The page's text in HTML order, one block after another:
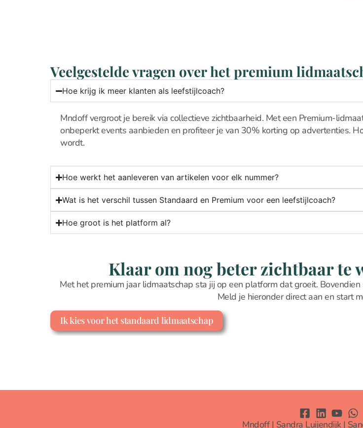
Veelgestelde vragen over het premium
Hoe krijg ik meer klanten als leefstijlcoach?
Mndoff vergroot je bereik via collectieve zichtbaarheid. Met een Premium-
onbeperkt events aanbieden en profiteer je van 30% korting op advertenties.
wordt.
Hoe werkt het aanleveren van artikelen voor elk nummer?
Wat is het verschil tussen Standaard en Premium voor een leefstijlcoach?
Hoe groot is het platform al?
Klaar om nog beter zichtbaar te
Met het premium jaar lidmaatschap sta jij op een platform dat groeit.
Meld je hieronder direct aan en start
Ik kies voor het standaard lidmaatschap
Mndoff | Sandra Luijendijk |